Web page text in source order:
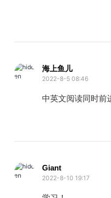
海上鱼儿
2022-8-5 08:46
中英文阅读同时前
Giant
2022-8-10 19:17